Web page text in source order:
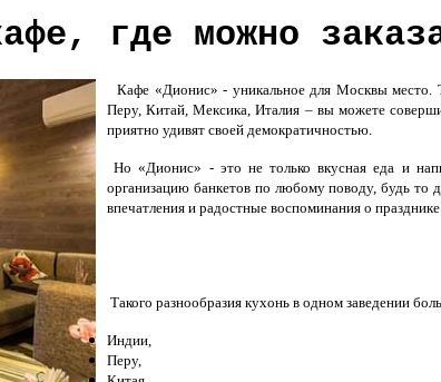
где можно
Кафе «Дионис» - уникальное для Москвы место.
Перу, Китай, Мексика, Италия – вы можете
приятно удивят своей демократичностью.
Но «Дионис» - это не только вкусная еда и
организацию банкетов по любому поводу, будь
впечатления и радостные воспоминания о
Такого разнообразия кухонь в одном заведении
Индии,
Перу,